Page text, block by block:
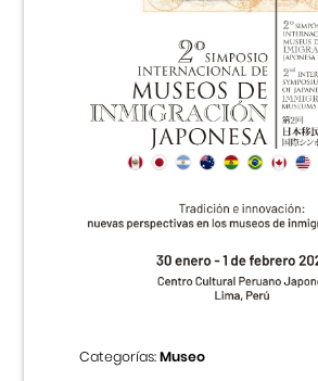
Categorías:Museo